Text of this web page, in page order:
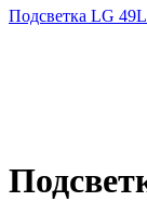
Подсветка LG